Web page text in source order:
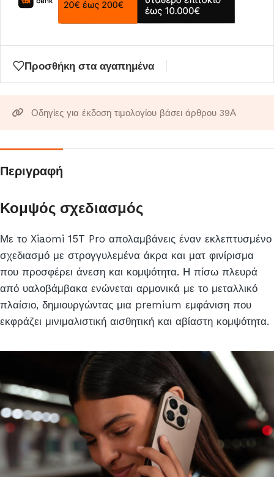
να
αναμονής
αυτό
Προσθήκη στα αγαπημένα
Οδηγίες για έκδοση τιμολογίου βάσει άρθρου 39Α
Περιγραφή
Κομψός σχεδιασμός
Με το Xiaomi 15T Pro απολαμβάνεις έναν εκλεπτυσμένο
σχεδιασμό με στρογγυλεμένα άκρα και ματ φινίρισμα
που προσφέρει άνεση και κομψότητα. Η πίσω πλευρά
από υαλοβάμβακα ενώνεται αρμονικά με το μεταλλικό
πλαίσιο, δημιουργώντας μια premium εμφάνιση που
εκφράζει μινιμαλιστική αισθητική και αβίαστη κομψότητα.